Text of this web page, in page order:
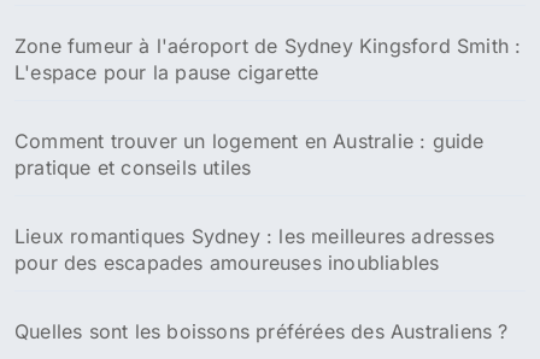
Zone fumeur à l'aéroport de Sydney Kingsford Smith :
L'espace pour la pause cigarette
Comment trouver un logement en Australie : guide
pratique et conseils utiles
Lieux romantiques Sydney : les meilleures adresses
pour des escapades amoureuses inoubliables
Quelles sont les boissons préférées des Australiens ?